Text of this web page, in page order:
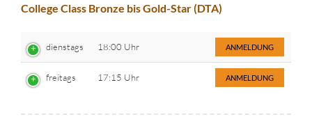
College Class Bronze bis Gold-Star (DTA)
dienstags 18:00 Uhr ANMELDUNG
freitags 17:15 Uhr ANMELDUNG